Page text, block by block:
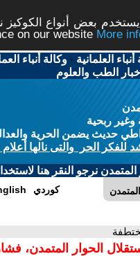
بعض أنواع
on our website
العلمانية -وكالة أنباء
اخبار الطب والعلوم
وغير ربحية
حديث يضمن الحرية والعدالة
الحر والتى نالها
نرجو النقر هنا
كوردي
الحوار المتمدن،